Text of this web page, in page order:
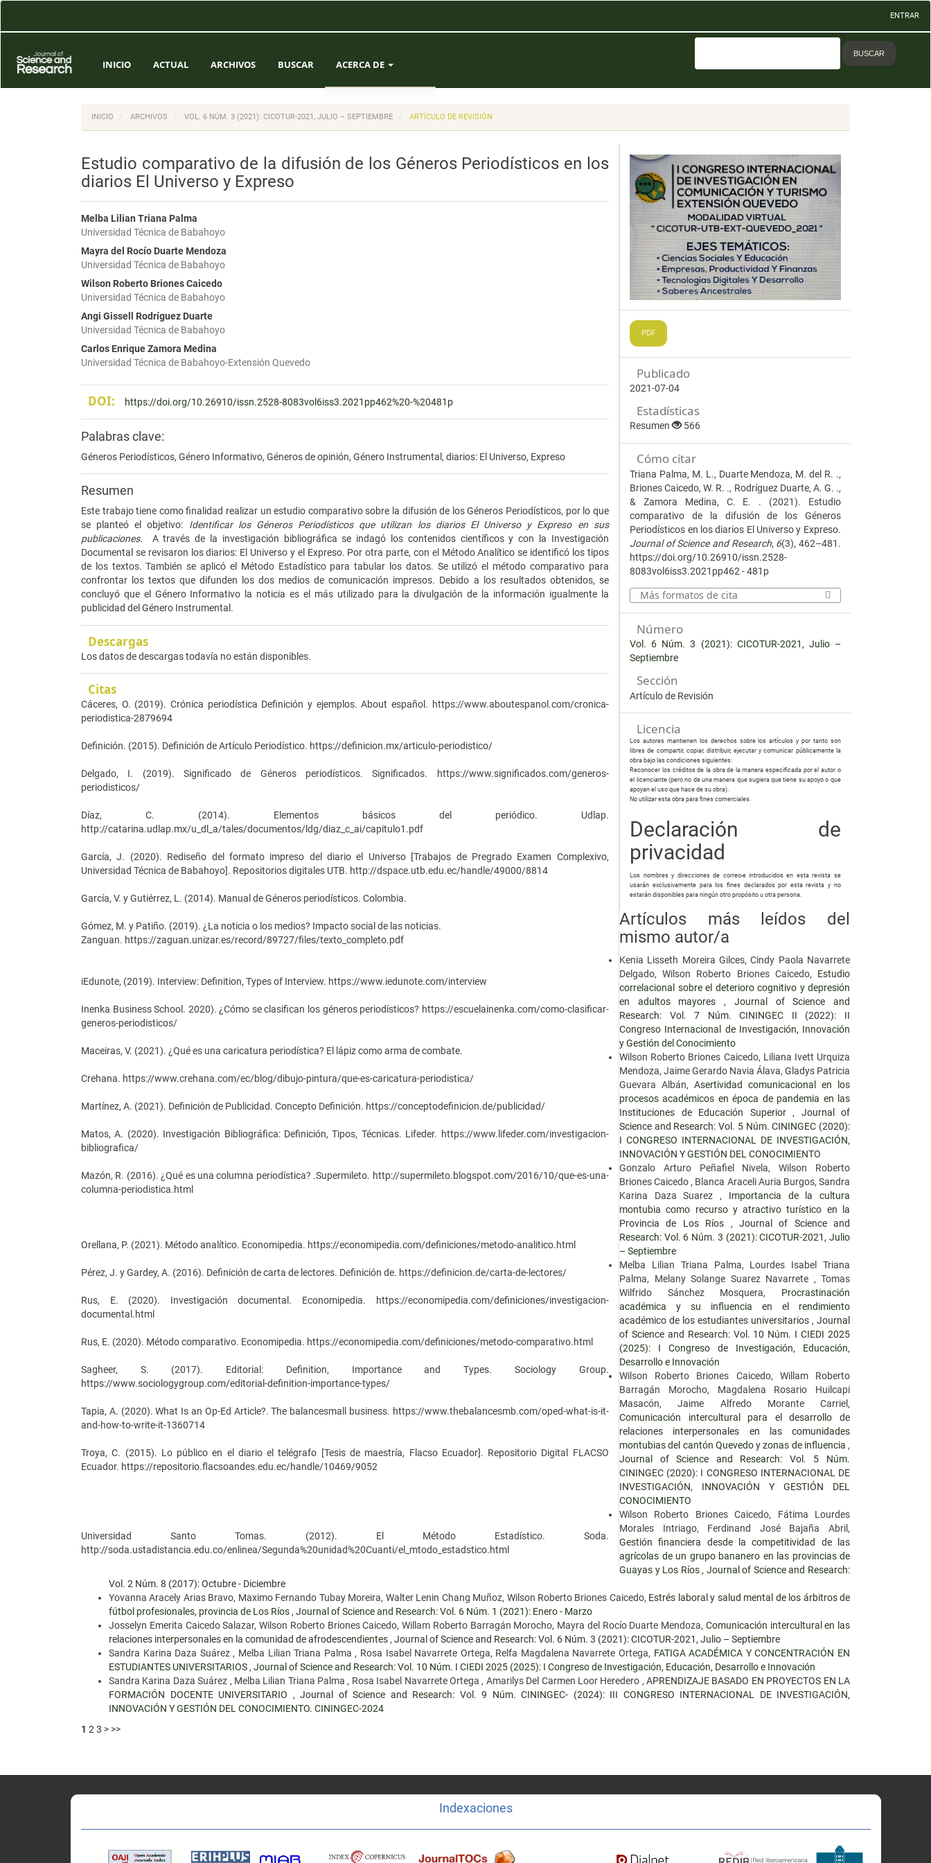
Contenido
Barra
lateral
ENTRAR
INICIO ACTUAL ARCHIVOS BUSCAR ACERCA DE
BUSCAR
INICIO ARCHIVOS VOL. 6 NÚM. 3 (2021): CICOTUR-2021, JULIO – SEPTIEMBRE ARTÍCULO DE REVISIÓN
Estudio comparativo de la difusión de los Géneros Periodísticos en los
diarios El Universo y Expreso
Melba Lilian Triana Palma
Universidad Técnica de Babahoyo
Mayra del Rocío Duarte Mendoza
Universidad Técnica de Babahoyo
Wilson Roberto Briones Caicedo
Universidad Técnica de Babahoyo
Angi Gissell Rodríguez Duarte
Universidad Técnica de Babahoyo
Carlos Enrique Zamora Medina
Universidad Técnica de Babahoyo-Extensión Quevedo
DOI: https://doi.org/10.26910/issn.2528-8083vol6iss3.2021pp462%20-%20481p
Palabras clave:
Géneros Periodísticos, Género Informativo, Géneros de opinión, Género Instrumental, diarios: El Universo, Expreso
Resumen
Este trabajo tiene como finalidad realizar un estudio comparativo sobre la difusión de los Géneros Periodísticos, por lo que
se planteó el objetivo: Identificar los Géneros Periodísticos que utilizan los diarios El Universo y Expreso en sus
publicaciones.
A través de la investigación bibliográfica se indagó los contenidos científicos y con la Investigación
Documental se revisaron los diarios: El Universo y el Expreso. Por otra parte, con el Método Analítico se identificó los tipos
de los textos. También se aplicó el Método Estadístico para tabular los datos. Se utilizó el método comparativo para
confrontar los textos que difunden los dos medios de comunicación impresos. Debido a los resultados obtenidos, se
concluyó que el Género Informativo la noticia es el más utilizado para la divulgación de la información igualmente la
publicidad del Género Instrumental.
Descargas
Los datos de descargas todavía no están disponibles.
Citas
Cáceres, O. (2019). Crónica periodística Definición y ejemplos. About español. https://www.aboutespanol.com/cronica-
periodistica-2879694
Definición. (2015). Definición de Artículo Periodístico. https://definicion.mx/articulo-periodistico/
Delgado, I. (2019). Significado de Géneros periodísticos. Significados. https://www.significados.com/generos-
periodisticos/
Díaz, C. (2014). Elementos básicos del periódico. Udlap.
http://catarina.udlap.mx/u_dl_a/tales/documentos/ldg/diaz_c_ai/capitulo1.pdf
García, J. (2020). Rediseño del formato impreso del diario el Universo [Trabajos de Pregrado Examen Complexivo,
Universidad Técnica de Babahoyo]. Repositorios digitales UTB. http://dspace.utb.edu.ec/handle/49000/8814
García, V. y Gutiérrez, L. (2014). Manual de Géneros periodísticos. Colombia.
Gómez, M. y Patiño. (2019). ¿La noticia o los medios? Impacto social de las noticias.
Zanguan. https://zaguan.unizar.es/record/89727/files/texto_completo.pdf
iEdunote, (2019). Interview: Definition, Types of Interview. https://www.iedunote.com/interview
Inenka Business School. 2020). ¿Cómo se clasifican los géneros periodísticos? https://escuelainenka.com/como-clasificar-
generos-periodisticos/
Maceiras, V. (2021). ¿Qué es una caricatura periodística? El lápiz como arma de combate.
Crehana. https://www.crehana.com/ec/blog/dibujo-pintura/que-es-caricatura-periodistica/
Martínez, A. (2021). Definición de Publicidad. Concepto Definición. https://conceptodefinicion.de/publicidad/
Matos, A. (2020). Investigación Bibliográfica: Definición, Tipos, Técnicas. Lifeder. https://www.lifeder.com/investigacion-
bibliografica/
Mazón, R. (2016). ¿Qué es una columna periodística? .Supermileto. http://supermileto.blogspot.com/2016/10/que-es-una-
columna-periodistica.html
Orellana, P. (2021). Método analítico. Economipedia. https://economipedia.com/definiciones/metodo-analitico.html
Pérez, J. y Gardey, A. (2016). Definición de carta de lectores. Definición de. https://definicion.de/carta-de-lectores/
Rus, E. (2020). Investigación documental. Economipedia. https://economipedia.com/definiciones/investigacion-
documental.html
Rus, E. (2020). Método comparativo. Economipedia. https://economipedia.com/definiciones/metodo-comparativo.html
Sagheer, S. (2017). Editorial: Definition, Importance and Types. Sociology Group.
https://www.sociologygroup.com/editorial-definition-importance-types/
Tapia, A. (2020). What Is an Op-Ed Article?. The balancesmall business. https://www.thebalancesmb.com/oped-what-is-it-
and-how-to-write-it-1360714
Troya, C. (2015). Lo público en el diario el telégrafo [Tesis de maestría, Flacso Ecuador]. Repositorio Digital FLACSO
Ecuador. https://repositorio.flacsoandes.edu.ec/handle/10469/9052
Universidad Santo Tomas. (2012). El Método Estadístico. Soda.
http://soda.ustadistancia.edu.co/enlinea/Segunda%20unidad%20Cuanti/el_mtodo_estadstico.html
PDF
Publicado
2021-07-04
Estadísticas
Resumen 566
Cómo citar
Triana Palma, M. L., Duarte Mendoza, M. del R. .,
Briones Caicedo, W. R. ., Rodríguez Duarte, A. G. .,
& Zamora Medina, C. E. . (2021). Estudio
comparativo de la difusión de los Géneros
Periodísticos en los diarios El Universo y Expreso.
Journal of Science and Research, 6(3), 462–481.
https://doi.org/10.26910/issn.2528-
8083vol6iss3.2021pp462 - 481p
Más formatos de cita
Número
Vol. 6 Núm. 3 (2021): CICOTUR-2021, Julio –
Septiembre
Sección
Artículo de Revisión
Licencia
Los autores mantienen los derechos sobre los artículos y por tanto son
libres de compartir, copiar, distribuir, ejecutar y comunicar públicamente la
obra bajo las condiciones siguientes:
Reconocer los créditos de la obra de la manera especificada por el autor o
el licenciante (pero no de una manera que sugiera que tiene su apoyo o que
apoyan el uso que hace de su obra).
No utilizar esta obra para fines comerciales.
Declaración de
privacidad
Los nombres y direcciones de correo-e introducidos en esta revista se
usarán exclusivamente para los fines declarados por esta revista y no
estarán disponibles para ningún otro propósito u otra persona.
Artículos más leídos del
mismo autor/a
Kenia Lisseth Moreira Gilces, Cindy Paola Navarrete
Delgado, Wilson Roberto Briones Caicedo, Estudio
correlacional sobre el deterioro cognitivo y depresión
en adultos mayores , Journal of Science and
Research: Vol. 7 Núm. CININGEC II (2022): II
Congreso Internacional de Investigación, Innovación
y Gestión del Conocimiento
Wilson Roberto Briones Caicedo, Liliana Ivett Urquiza
Mendoza, Jaime Gerardo Navia Álava, Gladys Patricia
Guevara Albán, Asertividad comunicacional en los
procesos académicos en época de pandemia en las
Instituciones de Educación Superior , Journal of
Science and Research: Vol. 5 Núm. CININGEC (2020):
I CONGRESO INTERNACIONAL DE INVESTIGACIÓN,
INNOVACIÓN Y GESTIÓN DEL CONOCIMIENTO
Gonzalo Arturo Peñafiel Nivela, Wilson Roberto
Briones Caicedo , Blanca Araceli Auria Burgos, Sandra
Karina Daza Suarez , Importancia de la cultura
montubia como recurso y atractivo turístico en la
Provincia de Los Ríos , Journal of Science and
Research: Vol. 6 Núm. 3 (2021): CICOTUR-2021, Julio
– Septiembre
Melba Lilian Triana Palma, Lourdes Isabel Triana
Palma, Melany Solange Suarez Navarrete , Tomas
Wilfrido Sánchez Mosquera, Procrastinación
académica y su influencia en el rendimiento
académico de los estudiantes universitarios , Journal
of Science and Research: Vol. 10 Núm. I CIEDI 2025
(2025): I Congreso de Investigación, Educación,
Desarrollo e Innovación
Wilson Roberto Briones Caicedo, Willam Roberto
Barragán Morocho, Magdalena Rosario Huilcapi
Masacón, Jaime Alfredo Morante Carriel,
Comunicación intercultural para el desarrollo de
relaciones interpersonales en las comunidades
montubias del cantón Quevedo y zonas de influencia ,
Journal of Science and Research: Vol. 5 Núm.
CININGEC (2020): I CONGRESO INTERNACIONAL DE
INVESTIGACIÓN, INNOVACIÓN Y GESTIÓN DEL
CONOCIMIENTO
Wilson Roberto Briones Caicedo, Fátima Lourdes
Morales Intriago, Ferdinand José Bajaña Abril,
Gestión financiera desde la competitividad de las
agrícolas de un grupo bananero en las provincias de
Guayas y Los Ríos , Journal of Science and Research:
Vol. 2 Núm. 8 (2017): Octubre - Diciembre
Yovanna Aracely Arias Bravo, Maximo Fernando Tubay Moreira, Walter Lenin Chang Muñoz, Wilson Roberto Briones Caicedo, Estrés laboral y salud mental de los árbitros de
fútbol profesionales, provincia de Los Ríos , Journal of Science and Research: Vol. 6 Núm. 1 (2021): Enero - Marzo
Josselyn Emerita Caicedo Salazar, Wilson Roberto Briones Caicedo, Willam Roberto Barragán Morocho, Mayra del Rocío Duarte Mendoza, Comunicación intercultural en las
relaciones interpersonales en la comunidad de afrodescendientes , Journal of Science and Research: Vol. 6 Núm. 3 (2021): CICOTUR-2021, Julio – Septiembre
Sandra Karina Daza Suárez , Melba Lilian Triana Palma , Rosa Isabel Navarrete Ortega, Relfa Magdalena Navarrete Ortega, FATIGA ACADÉMICA Y CONCENTRACIÓN EN
ESTUDIANTES UNIVERSITARIOS , Journal of Science and Research: Vol. 10 Núm. I CIEDI 2025 (2025): I Congreso de Investigación, Educación, Desarrollo e Innovación
Sandra Karina Daza Suárez , Melba Lilian Triana Palma , Rosa Isabel Navarrete Ortega , Amarilys Del Carmen Loor Heredero ,APRENDIZAJE BASADO EN PROYECTOS EN LA
FORMACIÓN DOCENTE UNIVERSITARIO , Journal of Science and Research: Vol. 9 Núm. CININGEC- (2024): III CONGRESO INTERNACIONAL DE INVESTIGACIÓN,
INNOVACIÓN Y GESTIÓN DEL CONOCIMIENTO. CININGEC-2024
1 2 3 > >>
Indexaciones